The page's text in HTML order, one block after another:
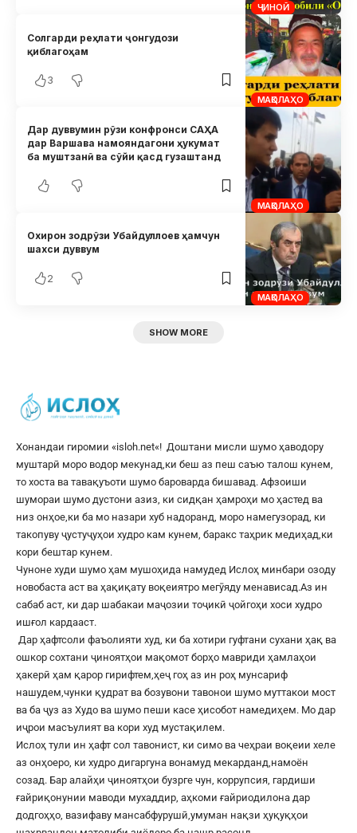
ҶИНОӢ
МАҚОЛАҲО
Солгарди реҳлати ҷонгудози
қиблагоҳам
3
МАҚОЛАҲО
Дар дуввумин рӯзи конфронси САҲА
дар Варшава намояндагони ҳукумат
ба муштзанӣ ва сӯйи қасд гузаштанд
МАҚОЛАҲО
Охирон зодрӯзи Убайдуллоев ҳамчун
шахси дуввум
2
SHOW MORE
Хонандаи гиромии «isloh.net«! Доштани мисли шумо ҳаводору
муштарӣ моро водор мекунад,ки беш аз пеш саъю талош кунем,
то хоста ва тавақуъоти шумо бароварда бишавад. Афзоиши
шумораи шумо дустони азиз, ки сидқан ҳамроҳи мо ҳастед ва
низ онҳое,ки ба мо назари хуб надоранд, моро намегузорад, ки
такопуву ҷустуҷуҳои худро кам кунем, баракс таҳрик медиҳад,ки
кори бештар кунем.
Чуноне худи шумо ҳам мушоҳида намудед Ислоҳ минбари озоду
новобаста аст ва ҳақиқату воқеиятро мегӯяду менависад.Аз ин
сабаб аст, ки дар шабакаи маҷозии тоҷикӣ ҷойгоҳи хоси худро
ишғол кардааст.
Дар ҳафтсоли фаъолияти худ, ки ба хотири гуфтани сухани ҳақ ва
ошкор сохтани ҷиноятҳои мақомот борҳо мавриди ҳамлаҳои
ҳакерӣ ҳам қарор гирифтем,ҳеҷ гоҳ аз ин роҳ мунсариф
нашудем,чунки қудрат ва бозувони тавонои шумо муттакои мост
ва ба ҷуз аз Худо ва шумо пеши касе ҳисобот намедиҳем. Мо дар
иҷрои масъулият ва кори худ мустақилем.
Ислоҳ тули ин ҳафт сол тавонист, ки симо ва чеҳраи воқеии хеле
аз онҳоеро, ки худро дигаргуна вонамуд мекарданд,намоён
созад. Бар алайҳи ҷиноятҳои бузрге чун, коррупсия, гардиши
ғайриқонунии маводи мухаддир, аҳкоми ғайриодилона дар
додгоҳҳо, вазифаву мансабфурушӣ,умуман нақзи ҳуқуқҳои